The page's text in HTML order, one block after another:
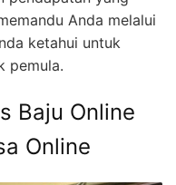
Anda melalui
ketahui untuk
pemula.
Baju Online
Online